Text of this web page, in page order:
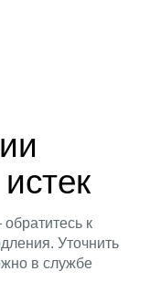
к
Уточнить
в службе